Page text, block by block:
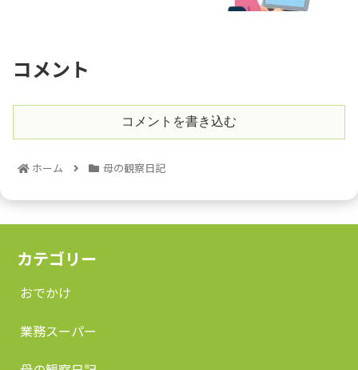
コメント
コメントを書き込む
ホーム 母の観察日記
カテゴリー
おでかけ
業務スーパー